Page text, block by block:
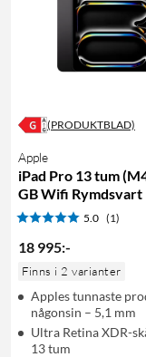
(PRODUKTBLAD)
Apple
iPad Pro 13 tum
GB Wifi Rymdsvart
5.0 (1)
18 995:-
Finns i 2 varianter
Apples tunnaste
någonsin – 5,1 mm
Ultra Retina XDR-
13 tum